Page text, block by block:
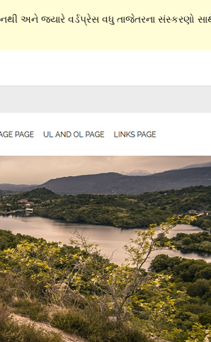
અને જ્યારે વર્ડપ્રેસ વધુ તાજેતરના સંસ્કરણો